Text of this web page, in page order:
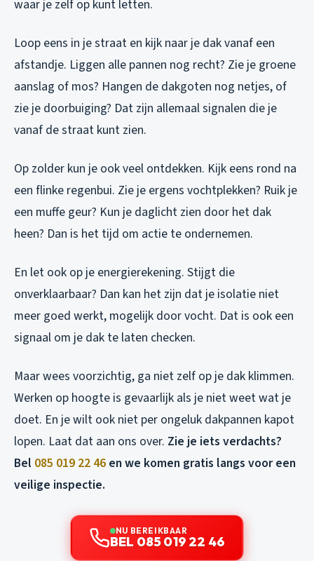
waar je zelf op kunt letten.
Loop eens in je straat en kijk naar je dak vanaf een
afstandje. Liggen alle pannen nog recht? Zie je groene
aanslag of mos? Hangen de dakgoten nog netjes, of
zie je doorbuiging? Dat zijn allemaal signalen die je
vanaf de straat kunt zien.
Op zolder kun je ook veel ontdekken. Kijk eens rond na
een flinke regenbui. Zie je ergens vochtplekken? Ruik je
een muffe geur? Kun je daglicht zien door het dak
heen? Dan is het tijd om actie te ondernemen.
En let ook op je energierekening. Stijgt die
onverklaarbaar? Dan kan het zijn dat je isolatie niet
meer goed werkt, mogelijk door vocht. Dat is ook een
signaal om je dak te laten checken.
Maar wees voorzichtig, ga niet zelf op je dak klimmen.
Werken op hoogte is gevaarlijk als je niet weet wat je
doet. En je wilt ook niet per ongeluk dakpannen kapot
lopen. Laat dat aan ons over. Zie je iets verdachts?
Bel 085 019 22 46 en we komen gratis langs voor een
veilige inspectie.
NU BEREIKBAAR
BEL 085 019 22 46